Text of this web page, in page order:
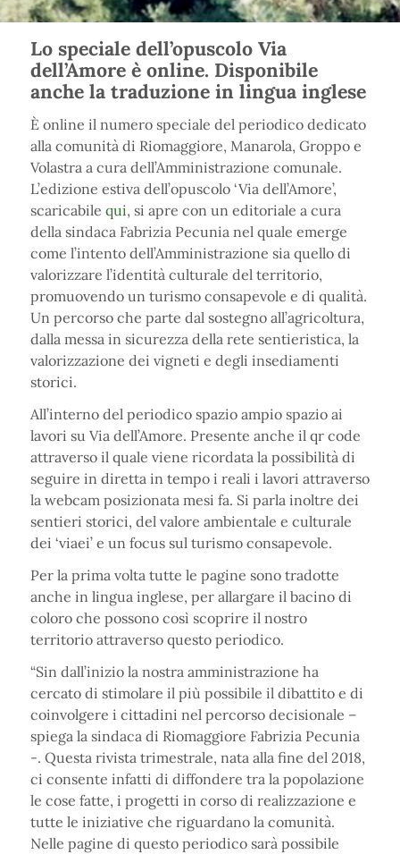
Lo speciale dell’opuscolo Via
dell’Amore è online. Disponibile
anche la traduzione in lingua inglese
È online il numero speciale del periodico dedicato
alla comunità di Riomaggiore, Manarola, Groppo e
Volastra a cura dell’Amministrazione comunale.
L’edizione estiva dell’opuscolo ‘Via dell’Amore’,
scaricabile qui, si apre con un editoriale a cura
della sindaca Fabrizia Pecunia nel quale emerge
come l’intento dell’Amministrazione sia quello di
valorizzare l’identità culturale del territorio,
promuovendo un turismo consapevole e di qualità.
Un percorso che parte dal sostegno all’agricoltura,
dalla messa in sicurezza della rete sentieristica, la
valorizzazione dei vigneti e degli insediamenti
storici.
All’interno del periodico spazio ampio spazio ai
lavori su Via dell’Amore. Presente anche il qr code
attraverso il quale viene ricordata la possibilità di
seguire in diretta in tempo i reali i lavori attraverso
la webcam posizionata mesi fa. Si parla inoltre dei
sentieri storici, del valore ambientale e culturale
dei ‘viaei’ e un focus sul turismo consapevole.
Per la prima volta tutte le pagine sono tradotte
anche in lingua inglese, per allargare il bacino di
coloro che possono così scoprire il nostro
territorio attraverso questo periodico.
“Sin dall’inizio la nostra amministrazione ha
cercato di stimolare il più possibile il dibattito e di
coinvolgere i cittadini nel percorso decisionale –
spiega la sindaca di Riomaggiore Fabrizia Pecunia
-. Questa rivista trimestrale, nata alla fine del 2018,
ci consente infatti di diffondere tra la popolazione
le cose fatte, i progetti in corso di realizzazione e
tutte le iniziative che riguardano la comunità.
Nelle pagine di questo periodico sarà possibile